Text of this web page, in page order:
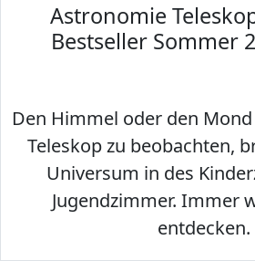
Astronomie
Bestseller Sommer
Den Himmel oder den
Teleskop zu beobachten,
Universum in des
Jugendzimmer. Immer
entdecken.